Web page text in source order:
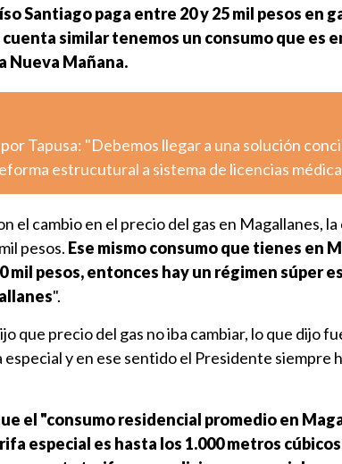
Santiago paga entre 20 y 25 mil pesos en
similar tenemos un consumo que es
Nueva Mañana.
Tapusa: "Debemos llegar a una solución
estrucutural a sistema de licencias
el cambio en el precio del gas en Magallanes,
pesos. Ese mismo consumo que tienes en
mil pesos, entonces hay un régimen súper
".
que precio del gas no iba cambiar, lo que dijo
y en ese sentido el Presidente siempre
el "consumo residencial promedio en
especial es hasta los 1.000 metros